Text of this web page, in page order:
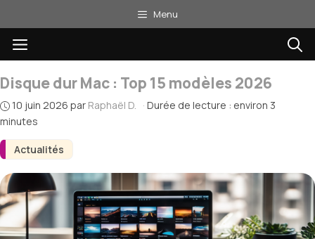
au
contenu
Menu
Menu
Actualités
Disque dur Mac : Top 15 modèles 2026
10 juin 2026 par Raphaël D. · Durée de lecture : environ 3
minutes